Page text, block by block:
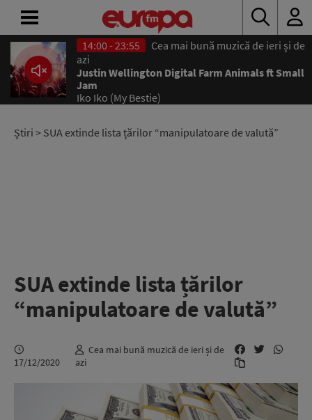
14:00 - 23:55
Cea mai bună muzică de ieri și de
azi
Justin Wellington Digital Farm Animals ft Small
Jam
Iko Iko (My Bestie)
Știri > SUA extinde lista țărilor “manipulatoare de valută”
SUA extinde lista țărilor
“manipulatoare de valută”
17/12/2020
Cea mai bună muzică de ieri și de
azi
ACASĂ
ȘTIRI
RADIO